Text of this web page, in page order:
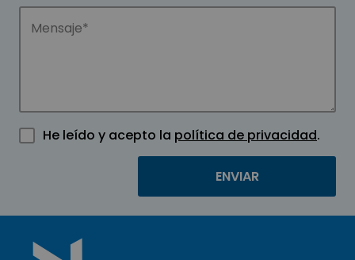
He leído y acepto la política de privacidad.